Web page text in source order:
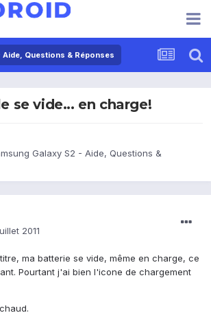
Aide, Questions & Réponses
se vide... en charge!
Galaxy S2 - Aide, Questions &
2011
ma batterie se vide, même en charge, ce
Pourtant j'ai bien l'icone de chargement